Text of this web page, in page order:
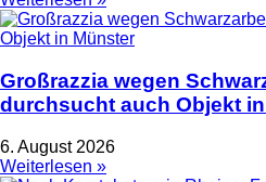
Großrazzia wegen
durchsucht auch Objekt
6. August 2026
Weiterlesen »